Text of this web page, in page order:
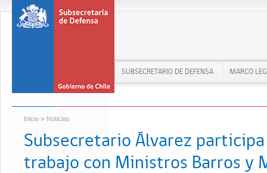
SUBSECRETARIO DE DEFENSA MARCO
Inicio » Noticias
Subsecretario Álvarez
trabajo con Ministros Barros y